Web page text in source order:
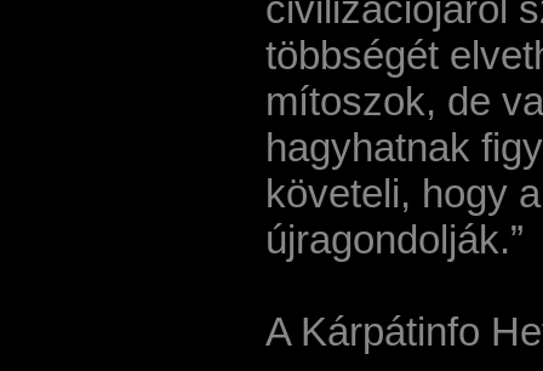
civilizációjáról
többségét
mítoszok, de
hagyhatnak
követeli, hogy
újragondolják.”
A Kárpátinfo